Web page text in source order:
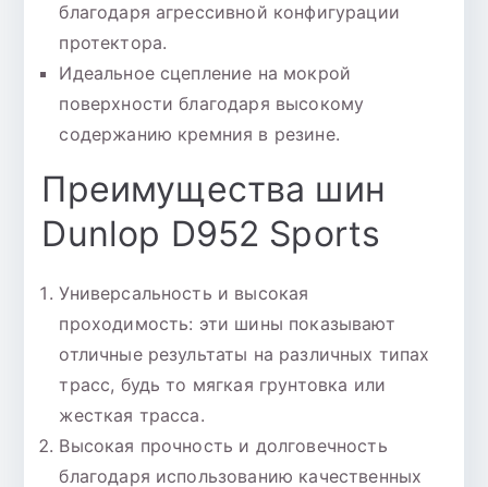
благодаря агрессивной конфигурации
протектора.
Идеальное сцепление на мокрой
поверхности благодаря высокому
содержанию кремния в резине.
Преимущества шин
Dunlop D952 Sports
Универсальность и высокая
проходимость: эти шины показывают
отличные результаты на различных типах
трасс, будь то мягкая грунтовка или
жесткая трасса.
Высокая прочность и долговечность
благодаря использованию качественных